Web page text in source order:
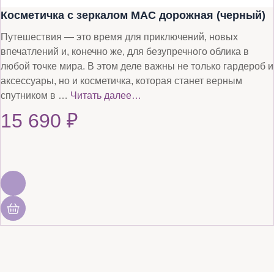
Косметичка с зеркалом MAC дорожная (черный)
Путешествия — это время для приключений, новых
впечатлений и, конечно же, для безупречного облика в
любой точке мира. В этом деле важны не только гардероб и
аксессуары, но и косметичка, которая станет верным
спутником в … Читать далее…
15 690 ₽